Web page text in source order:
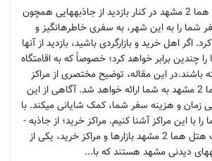
بی­شک اقامت در هتل­ هما 2 مشهد در کنار بازدید از جاذبه­هایی همچون
شما را به این شهر، به سفری خاطره­انگیز و
اگر اهل خرید و بازارگردی باشید، بازدید از آن­ها
چندین برابر خواهد کرد؛ خصوصاً که به اقامتگاه
این مقاله، توضیح مختصری از مراکز
خرید اطراف هتل هما 2 مشهد به شما ارائه خواهد شد. آگاهی از این
زمان و هزینه سفر شما، کمک شایانی می­کند. با
ما همراه باشید تا شما را با این مراکز آشنا کنیم. مراکز خرید؛ از جاذبه ­
های پرطرفدار اطراف هتل هما 2 مشهد بازارها و مراکز خرید، یکی از
دیدنی مشهد هستند که با...